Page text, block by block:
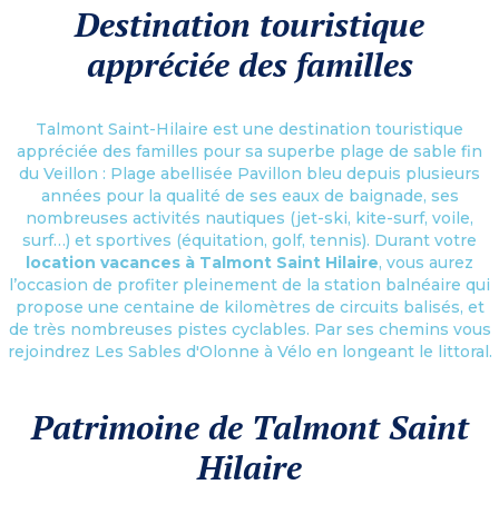
Destination touristique
appréciée des familles
Talmont Saint-Hilaire est une destination touristique
appréciée des familles pour sa superbe plage de sable fin
du Veillon : Plage abellisée Pavillon bleu depuis plusieurs
années pour la qualité de ses eaux de baignade, ses
nombreuses activités nautiques (jet-ski, kite-surf, voile,
surf…) et sportives (équitation, golf, tennis). Durant votre
location vacances à Talmont Saint Hilaire, vous aurez
l’occasion de profiter pleinement de la station balnéaire qui
propose une centaine de kilomètres de circuits balisés, et
de très nombreuses pistes cyclables. Par ses chemins vous
rejoindrez Les Sables d'Olonne à Vélo en longeant le littoral.
Patrimoine de Talmont Saint
Hilaire